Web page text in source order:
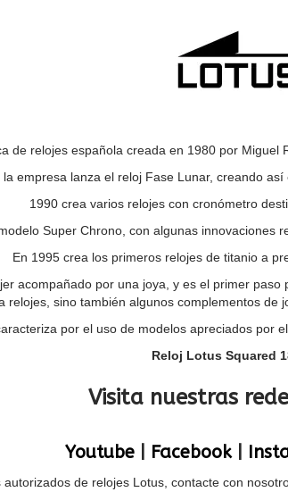
de relojes española creada en 1980 por Miguel
la empresa lanza el reloj Fase Lunar, creando
1990 crea varios relojes con cronómetro
Super Chrono, con algunas innovaciones
En 1995 crea los primeros relojes de titanio a
acompañado por una joya, y es el primer
relojes, sino también algunos complementos de
por el uso de modelos apreciados por
Reloj Lotus Squared
Visita nuestras
Youtube Facebook|
de relojes Lotus, contacte con